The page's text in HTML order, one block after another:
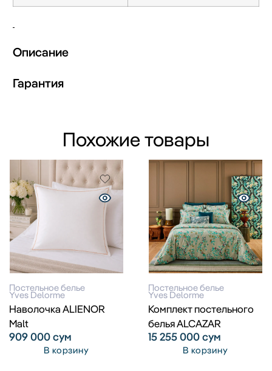
Описание
Гарантия
Похожие товары
Постельное белье
Yves Delorme
Наволочка ALIENOR
Malt
909 000сум
В корзину
Постельное белье
Yves Delorme
Комплект постельного
белья ALCAZAR
15 255 000сум
В корзину